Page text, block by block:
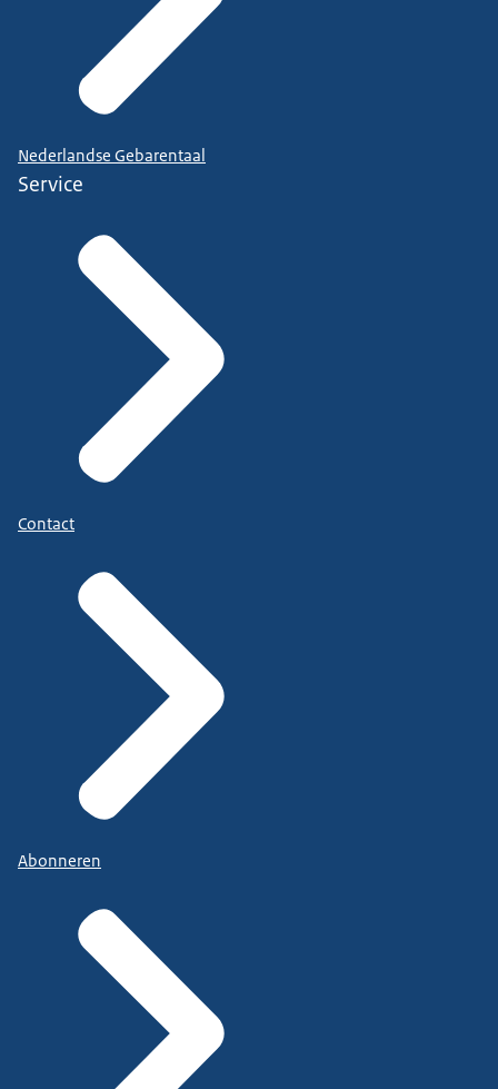
Nederlandse Gebarentaal
Service
Contact
Abonneren